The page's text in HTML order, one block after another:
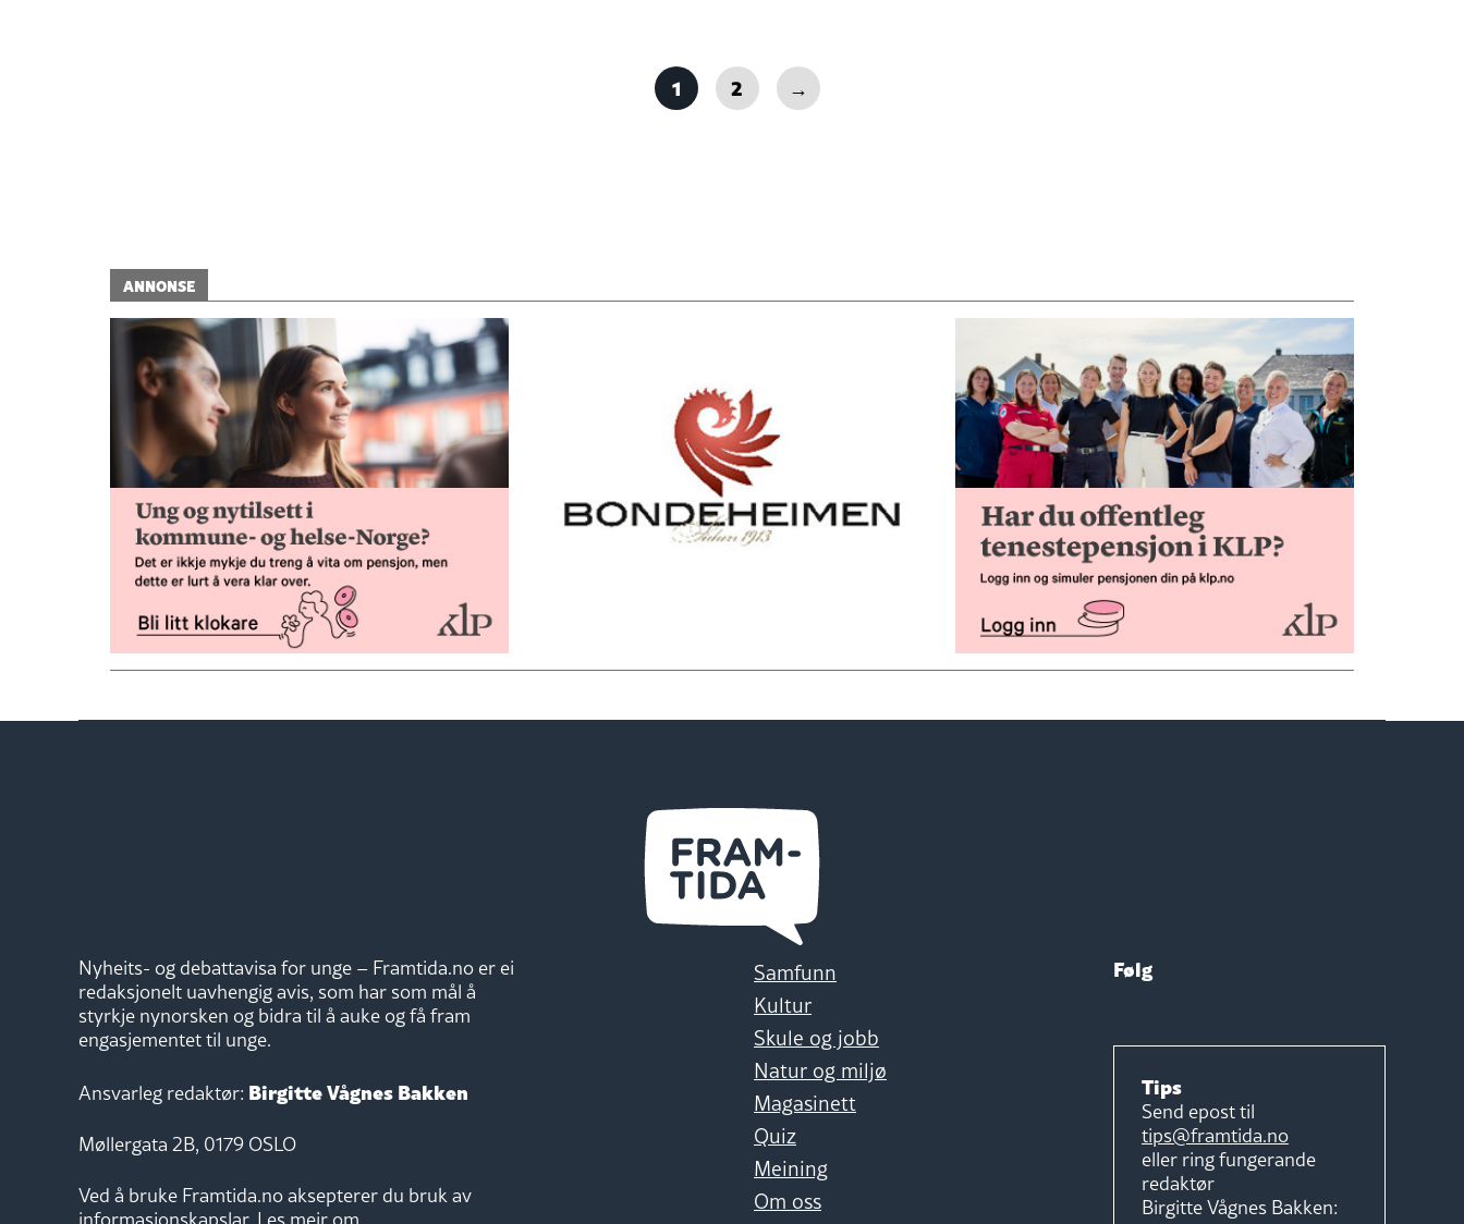
1 2 →
ANNONSE
Nyheits- og debattavisa for unge – Framtida.no er ei
redaksjonelt uavhengig avis, som har som mål å
styrkje nynorsken og bidra til å auke og få fram
engasjementet til unge.
Ansvarleg redaktør: Birgitte Vågnes Bakken
Møllergata 2B, 0179 OSLO
Ved å bruke Framtida.no aksepterer du bruk av
Samfunn
Kultur
Skule og jobb
Natur og miljø
Magasinett
Quiz
Meining
Om oss
Følg
Tips
Send epost til
tips@framtida.no
eller ring fungerande
redaktør
Birgitte Vågnes Bakken: